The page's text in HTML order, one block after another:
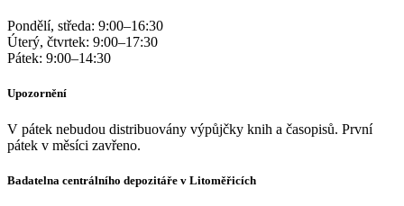
Pondělí, středa: 9:00–16:30
Úterý, čtvrtek: 9:00–17:30
Pátek: 9:00–14:30
Upozornění
V pátek nebudou distribuovány výpůjčky knih a časopisů. První
pátek v měsíci zavřeno.
Badatelna centrálního depozitáře v Litoměřicích